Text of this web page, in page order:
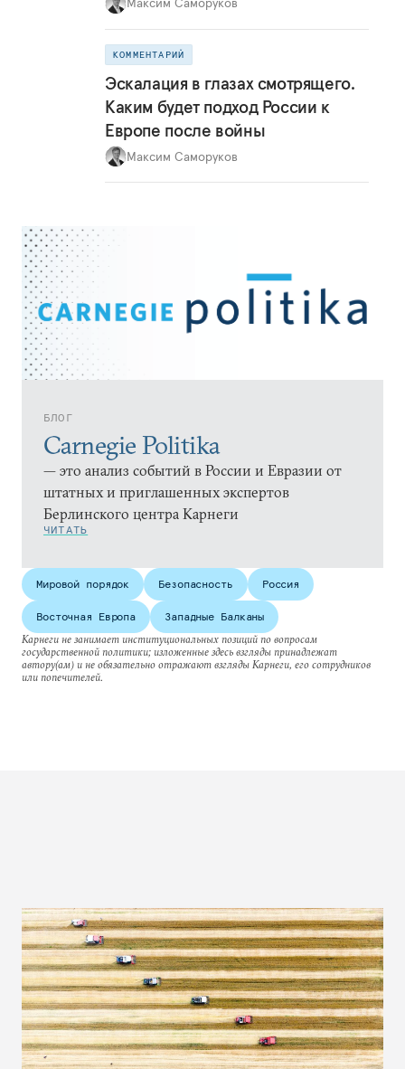
БЛОГ
Carnegie Politika
— это анализ событий в России и Евразии от
штатных и приглашенных экспертов
Берлинского центра Карнеги
ЧИТАТЬ
КОММЕНТАРИЙ
Эскалация в глазах смотрящего.
Каким будет подход России к
Европе после войны
Максим Саморуков
Мировой порядок Безопасность Россия
Восточная Европа
Западные Балканы
Карнеги не занимает институциональных позиций по вопросам
государственной политики; изложенные здесь взгляды принадлежат
автору(ам) и не обязательно отражают взгляды Карнеги, его сотрудников
или попечителей.